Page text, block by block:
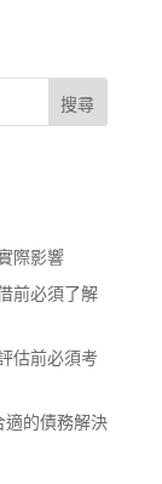
搜尋
際影響
前必須了解
估前必須考
的債務解決